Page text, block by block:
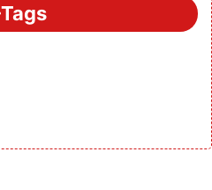
Tags